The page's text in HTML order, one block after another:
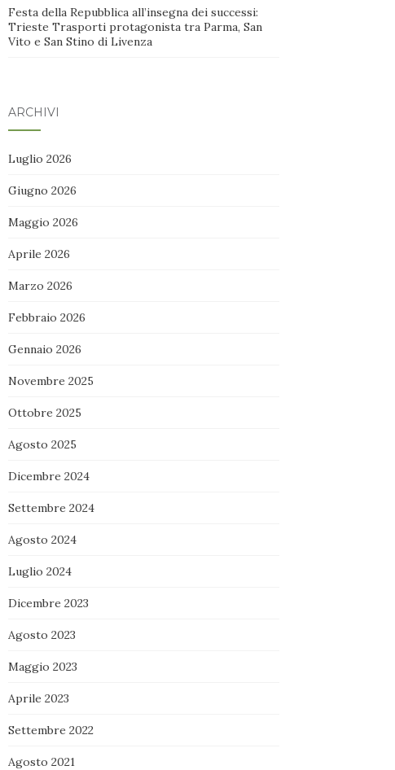
Festa della Repubblica all’insegna dei successi:
Trieste Trasporti protagonista tra Parma, San
Vito e San Stino di Livenza
ARCHIVI
Luglio 2026
Giugno 2026
Maggio 2026
Aprile 2026
Marzo 2026
Febbraio 2026
Gennaio 2026
Novembre 2025
Ottobre 2025
Agosto 2025
Dicembre 2024
Settembre 2024
Agosto 2024
Luglio 2024
Dicembre 2023
Agosto 2023
Maggio 2023
Aprile 2023
Settembre 2022
Agosto 2021